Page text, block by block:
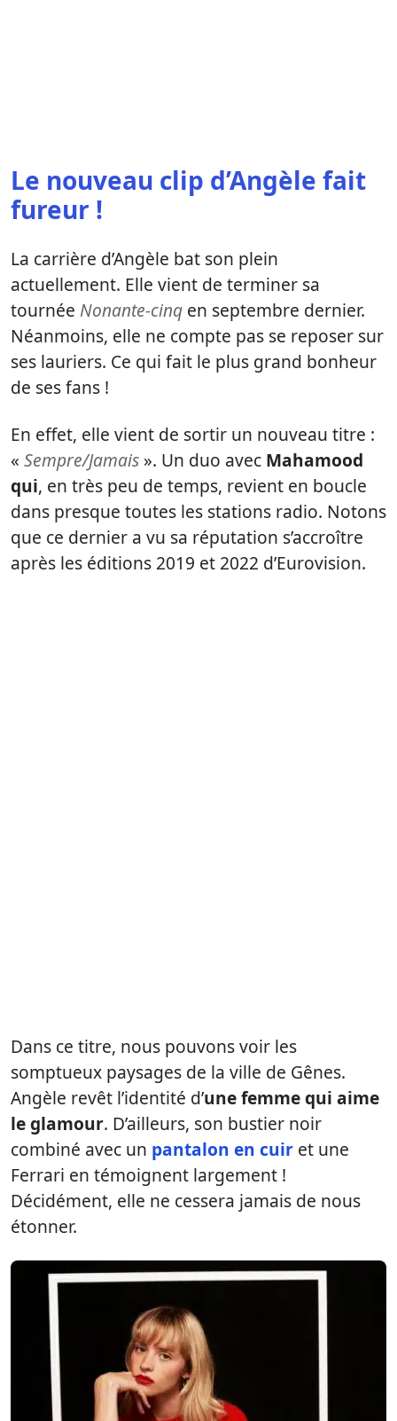
Le nouveau clip d’Angèle fait
fureur !
La carrière d’Angèle bat son plein
actuellement. Elle vient de terminer sa
tournée Nonante-cinq en septembre dernier.
Néanmoins, elle ne compte pas se reposer sur
ses lauriers. Ce qui fait le plus grand bonheur
de ses fans !
En effet, elle vient de sortir un nouveau titre :
« Sempre/Jamais ». Un duo avec Mahamood
qui, en très peu de temps, revient en boucle
dans presque toutes les stations radio. Notons
que ce dernier a vu sa réputation s’accroître
après les éditions 2019 et 2022 d’Eurovision.
Dans ce titre, nous pouvons voir les
somptueux paysages de la ville de Gênes.
Angèle revêt l’identité d’une femme qui aime
le glamour. D’ailleurs, son bustier noir
combiné avec un pantalon en cuir et une
Ferrari en témoignent largement !
Décidément, elle ne cessera jamais de nous
étonner.